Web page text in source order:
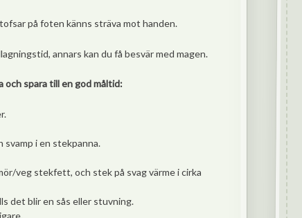
på foten känns sträva mot handen.
annars kan du få besvär med magen.
spara till en god måltid:
svamp i en stekpanna.
veg stekfett, och stek på svag värme i cirka
det blir en sås eller stuvning.